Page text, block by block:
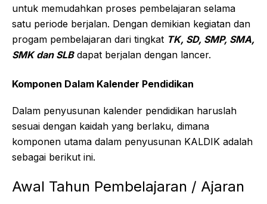
untuk memudahkan proses pembelajaran selama
satu periode berjalan. Dengan demikian kegiatan dan
progam pembelajaran dari tingkat TK, SD, SMP, SMA,
SMK dan SLBdapat berjalan dengan lancer.
Komponen Dalam Kalender Pendidikan
Dalam penyusunan kalender pendidikan haruslah
sesuai dengan kaidah yang berlaku, dimana
komponen utama dalam penyusunan KALDIK adalah
sebagai berikut ini.
Awal Tahun Pembelajaran / Ajaran